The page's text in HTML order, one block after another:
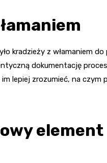
kradzieży z włamaniem do
dokumentację
lepiej zrozumieć, na czym
element